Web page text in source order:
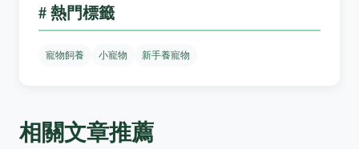
# 熱門標籤
寵物飼養 小寵物 新手養寵物
相關文章推薦